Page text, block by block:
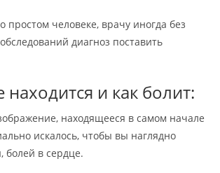
простом человеке, врачу иногда без
диагноз поставить
находится и как болит:
находящееся в самом начале
искалось, чтобы вы наглядно
болей в сердце.